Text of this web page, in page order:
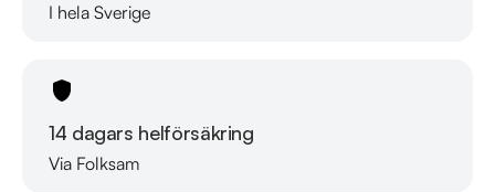
Besökstider i butik:
Lördag 10:00 - 18:00
Söndag 10:00 - 16:00
Välkomna!
I hela Sverige
14 dagars helförsäkring
Via Folksam